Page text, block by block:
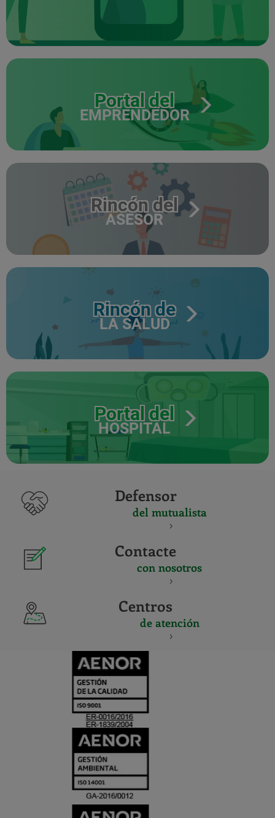
Portal del
EMPRENDEDOR
Rincón del
ASESOR
Rincón de
LA SALUD
Portal del
HOSPITAL
Defensor
del mutualista
Contacte
con nosotros
Centros
de atención